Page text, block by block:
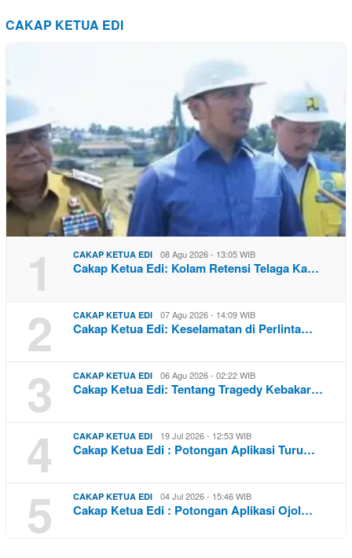
CAKAP KETUA EDI
1 CAKAP KETUA EDI 08 Agu 2026 - 13:05 WIB
Cakap Ketua Edi: Kolam Retensi Telaga Ka…
2 CAKAP KETUA EDI 07 Agu 2026 - 14:09 WIB
Cakap Ketua Edi: Keselamatan di Perlinta…
3 CAKAP KETUA EDI 06 Agu 2026 - 02:22 WIB
Cakap Ketua Edi: Tentang Tragedy Kebakar…
4 CAKAP KETUA EDI 19 Jul 2026 - 12:53 WIB
Cakap Ketua Edi : Potongan Aplikasi Turu…
5 CAKAP KETUA EDI 04 Jul 2026 - 15:46 WIB
Cakap Ketua Edi : Potongan Aplikasi Ojol…